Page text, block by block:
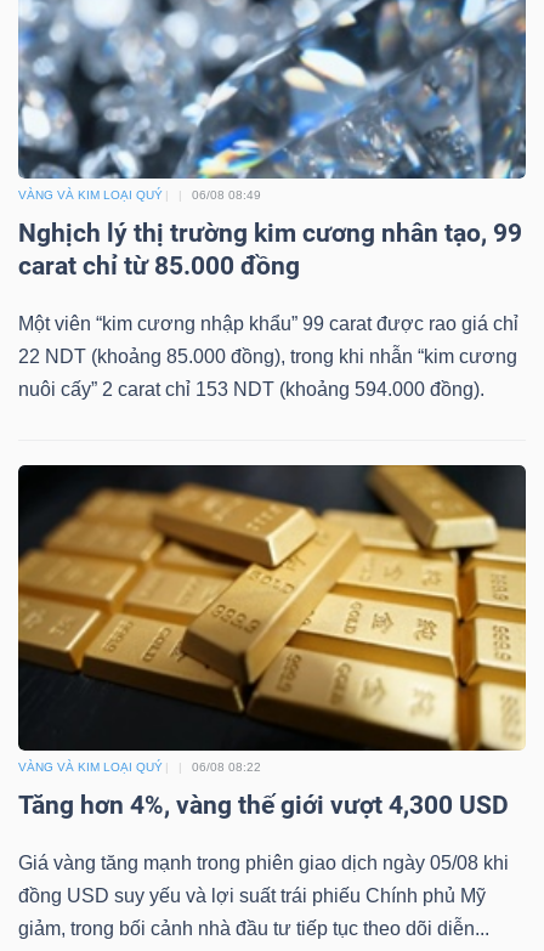
VÀNG VÀ KIM LOẠI QUÝ 06/08 08:49
Nghịch lý thị trường kim cương nhân tạo, 99
carat chỉ từ 85.000 đồng
Một viên “kim cương nhập khẩu” 99 carat được rao giá chỉ
22 NDT (khoảng 85.000 đồng), trong khi nhẫn “kim cương
nuôi cấy” 2 carat chỉ 153 NDT (khoảng 594.000 đồng).
VÀNG VÀ KIM LOẠI QUÝ 06/08 08:22
Tăng hơn 4%, vàng thế giới vượt 4,300 USD
Giá vàng tăng mạnh trong phiên giao dịch ngày 05/08 khi
đồng USD suy yếu và lợi suất trái phiếu Chính phủ Mỹ
giảm, trong bối cảnh nhà đầu tư tiếp tục theo dõi diễn...
Công
cụ
đầu
tư
Truyền
tài
chính
liệu
tài
chính